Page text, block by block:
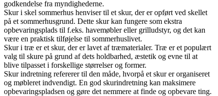
godkendelse fra myndighederne.
Skur i skel sommerhus henviser til et skur, der er opført ved skellet
på et sommerhusgrund. Dette skur kan fungere som ekstra
opbevaringsplads til f.eks. havemøbler eller grilludstyr, og det kan
være en praktisk tilføjelse til sommerhuslivet.
Skur i træ er et skur, der er lavet af træmaterialer. Træ er et populært
valg til skure på grund af dets holdbarhed, æstetik og evne til at
blive tilpasset i forskellige størrelser og former.
Skur indretning refererer til den måde, hvorpå et skur er organiseret
og møbleret indvendigt. En god skurindretning kan maksimere
opbevaringspladsen og gøre det nemmere at finde og opbevare ting.